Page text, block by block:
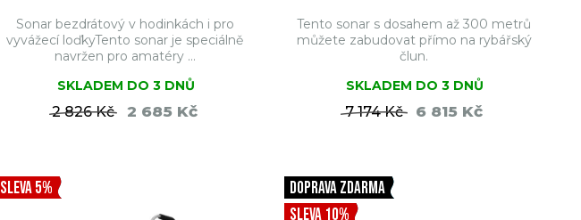
Sonar bezdrátový v hodinkách i pro
vyvážecí loďkyTento sonar je speciálně
navržen pro amatéry ...
SKLADEM DO 3 DNŮ
2 826 Kč 2 685 Kč
Tento sonar s dosahem až 300 metrů
můžete zabudovat přímo na rybářský
člun.
SKLADEM DO 3 DNŮ
7 174 Kč 6 815 Kč
SLEVA 5%
DOPRAVA ZDARMA
SLEVA 10%